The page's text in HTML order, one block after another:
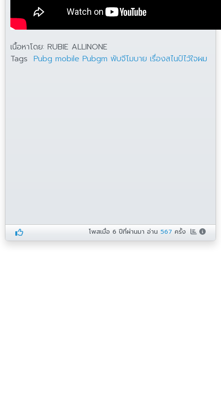
เนื้อหาโดย: RUBIE ALLINONE
Tags Pubg mobile Pubgm พับจีโมบาย เรื่องสไนป์ไว้ใจผม
โพสเมื่อ6 ปีที่ผ่านมา อ่าน 567 ครั้ง